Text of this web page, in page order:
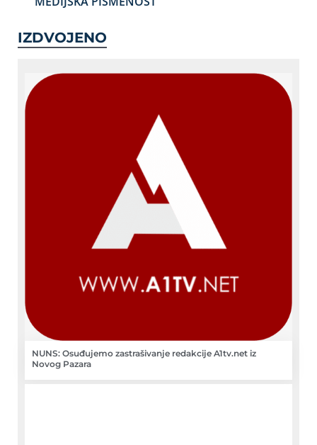
IZDVOJENO
NUNS: Osuđujemo zastrašivanje redakcije A1tv.net iz
Novog Pazara